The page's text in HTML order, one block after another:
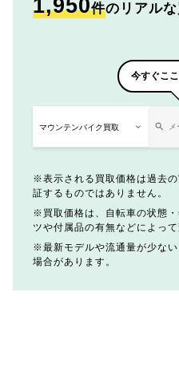
1,950件のリアル
今すぐこ
表示される買取価格は過去
証するものではありません。
買取価格は、自転車の状態
ツや付属品の有無などによって
最新モデルや流通量が少な
場合があります。